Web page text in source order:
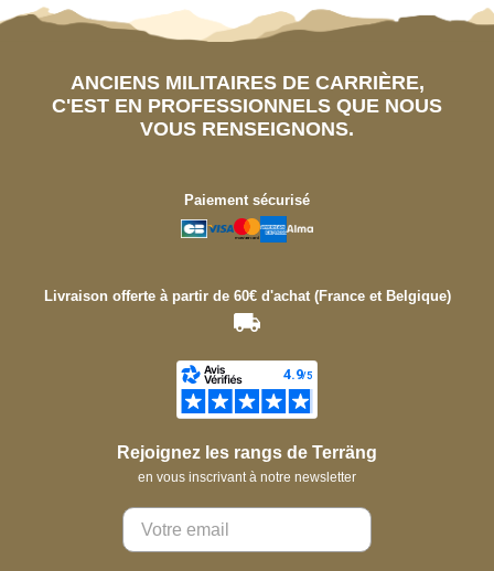
ANCIENS MILITAIRES DE CARRIÈRE,
C'EST EN PROFESSIONNELS QUE NOUS
VOUS RENSEIGNONS.
Paiement sécurisé
Livraison offerte à partir de 60€ d'achat (France et Belgique)
Rejoignez les rangs de Terräng
en vous inscrivant à notre newsletter